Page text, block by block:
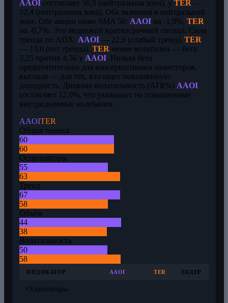
AAOI составляет 56,9 (нейтральная зона), у TER —
52,4 (нейтральная зона). Оба значения в нейтральной
зоне. Обе акции ниже SMA 50: AAOI на -1,9%, TER
на -0,7%. Это медвежий краткосрочный сигнал. Сила
тренда по ADX: AAOI — 22,9 (слабый тренд), TER
— 13,0 (нет тренда). TER менее волатилен — бета
3,25 против 4,36 у AAOI. Низкая бета
предпочтительна для консервативных инвесторов,
высокая — для тех, кто ищет повышенную
доходность. Дневная волатильность (ATR%) AAOI
составляет 12,0%, что указывает на повышенные
внутридневные колебания.
AAOITER
Общая оценка
60
60
Осцилляторы
55
63
Тренд
67
58
Объём
44
38
Волатильность
50
58
ИНДИКАТОР AAOI TER ЛИДЕР
Осцилляторы